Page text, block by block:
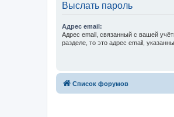
Выслать пароль
Адрес email:
Адрес email, связанный с вашей
разделе, то это адрес email,
Список форумов